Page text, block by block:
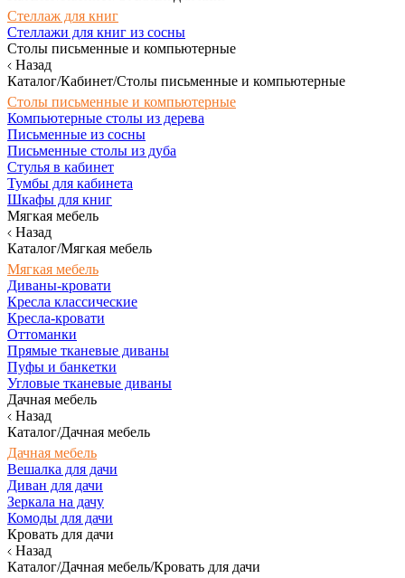
Стеллаж для книг
Стеллажи для книг из сосны
Столы письменные и компьютерные
Назад
Каталог/Кабинет/Столы письменные и компьютерные
Столы письменные и компьютерные
Компьютерные столы из дерева
Письменные из сосны
Письменные столы из дуба
Стулья в кабинет
Тумбы для кабинета
Шкафы для книг
Мягкая мебель
Назад
Каталог/Мягкая мебель
Мягкая мебель
Диваны-кровати
Кресла классические
Кресла-кровати
Оттоманки
Прямые тканевые диваны
Пуфы и банкетки
Угловые тканевые диваны
Дачная мебель
Назад
Каталог/Дачная мебель
Дачная мебель
Вешалка для дачи
Диван для дачи
Зеркала на дачу
Комоды для дачи
Кровать для дачи
Назад
Каталог/Дачная мебель/Кровать для дачи